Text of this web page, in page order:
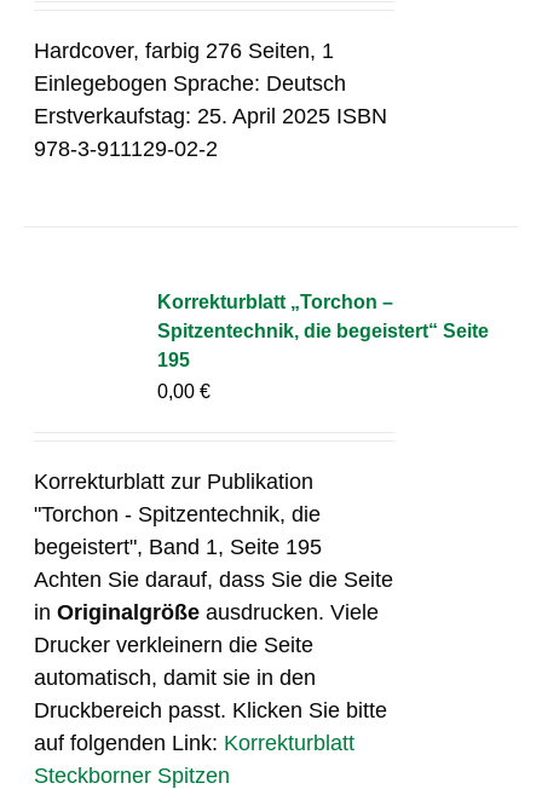
Hardcover, farbig 276 Seiten, 1
Einlegebogen Sprache: Deutsch
Erstverkaufstag: 25. April 2025 ISBN
978-3-911129-02-2
Korrekturblatt „Torchon –
Spitzentechnik, die begeistert“ Seite
195
0,00€
Korrekturblatt zur Publikation
"Torchon - Spitzentechnik, die
begeistert", Band 1, Seite 195
Achten Sie darauf, dass Sie die Seite
inOriginalgröße ausdrucken. Viele
Drucker verkleinern die Seite
automatisch, damit sie in den
Druckbereich passt. Klicken Sie bitte
auf folgenden Link: Korrekturblatt
Steckborner Spitzen